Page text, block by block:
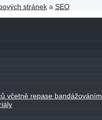
stráneka SEO
včetně repase bandážováním